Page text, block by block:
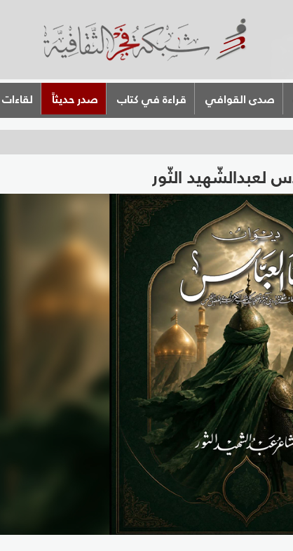
صدى القوافي قراءة في كتاب صدر حديثاً لقاءات
لعبدالشّهيد الثّور